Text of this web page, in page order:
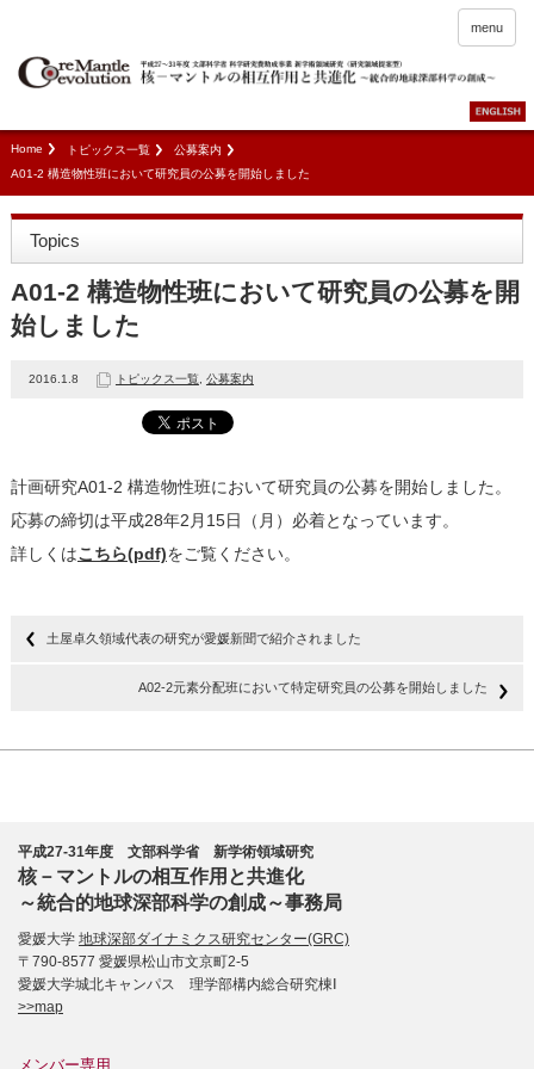
menu
Home トピックス一覧
公募案内
A01-2 構造物性班において研究員の公募を開始しました
Topics
A01-2 構造物性班において研究員の公募を開
始しました
2016.1.8 トピックス一覧, 公募案内
計画研究A01-2 構造物性班において研究員の公募を開始しました。
応募の締切は平成28年2月15日（月）必着となっています。
詳しくはこちら(pdf)をご覧ください。
土屋卓久領域代表の研究が愛媛新聞で紹介されました
A02-2元素分配班において特定研究員の公募を開始しました
平成27-31年度 文部科学省 新学術領域研究
核－マントルの相互作用と共進化
～統合的地球深部科学の創成～事務局
愛媛大学 地球深部ダイナミクス研究センター(GRC)
〒790-8577 愛媛県松山市文京町2-5
愛媛大学城北キャンパス 理学部構内総合研究棟Ⅰ
>>map
メンバー専用